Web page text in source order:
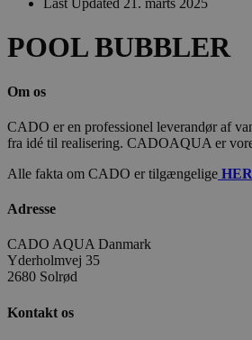
POOL BUBBLER
Om os
CADO er en professionel leverandør af
fra idé til realisering. CADOAQUA er
Alle fakta om CADO er tilgængelige HER
Adresse
CADO AQUA Danmark
Yderholmvej 35
2680 Solrød
Kontakt os